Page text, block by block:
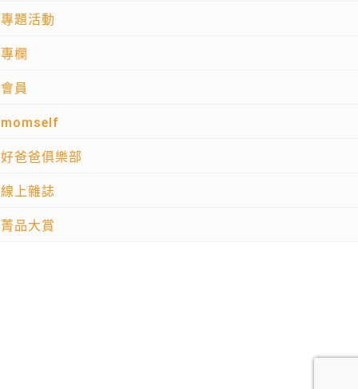
專題活動
專欄
會員
momself
好爸爸俱樂部
線上雜誌
菁品大賞